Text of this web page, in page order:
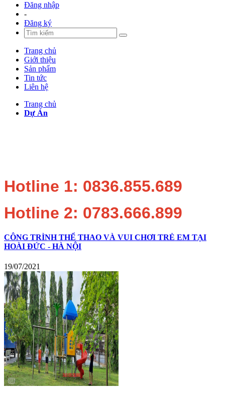
Đăng nhập
-
Đăng ký
Trang chủ
Giới thiệu
Sản phẩm
Tin tức
Liên hệ
Trang chủ
Dự Án
Hotline 1: 0836.855.689
Hotline 2: 0783.666.899
CÔNG TRÌNH THỂ THAO VÀ VUI CHƠI TRẺ EM TẠI
HOÀI ĐỨC - HÀ NỘI
19/07/2021